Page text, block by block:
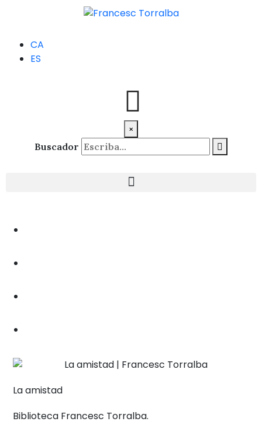
CA
ES
×
Buscador
La amistad
Biblioteca Francesc Torralba.